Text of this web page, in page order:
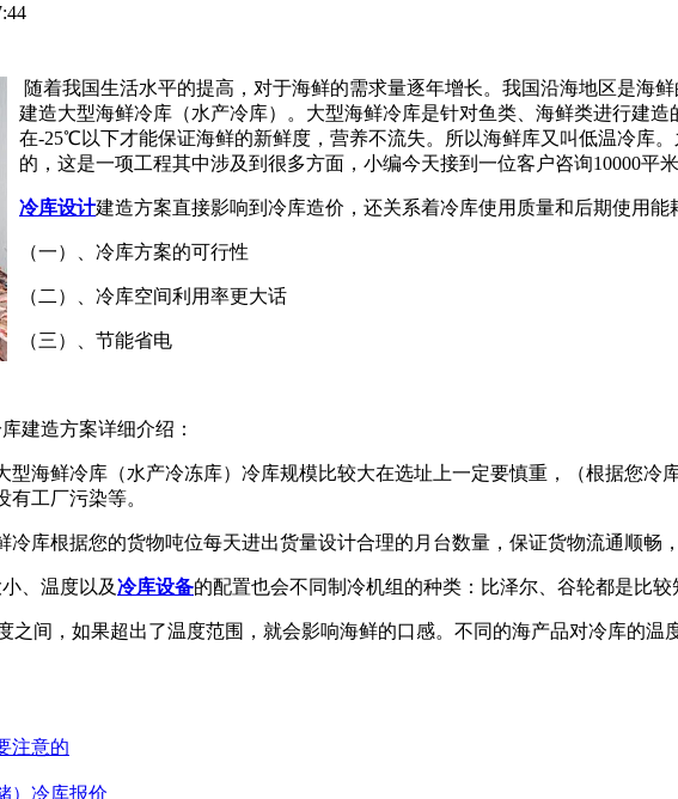
随着我国生活水平的提高，对于海鲜的需求量逐年增长。我国沿海地区是海
建造大型海鲜冷库（水产冷库）。大型海鲜冷库是针对鱼类、海鲜类进行建
在-25℃以下才能保证海鲜的新鲜度，营养不流失。所以海鲜库又叫低温冷库
的，这是一项工程其中涉及到很多方面，小编今天接到一位客户咨询10000平
冷库设计建造方案直接影响到冷库造价，还关系着冷库使用质量和后期使用能
（一）、冷库方案的可行性
（二）、冷库空间利用率更大话
（三）、节能省电
建造方案详细介绍：
型海鲜冷库（水产冷冻库）冷库规模比较大在选址上一定要慎重，（根据您
工厂污染等。
冷库根据您的货物吨位每天进出货量设计合理的月台数量，保证货物流通顺畅
、温度以及冷库设备的配置也会不同制冷机组的种类：比泽尔、谷轮都是比较
之间，如果超出了温度范围，就会影响海鲜的口感。不同的海产品对冷库的
注意的
）冷库报价